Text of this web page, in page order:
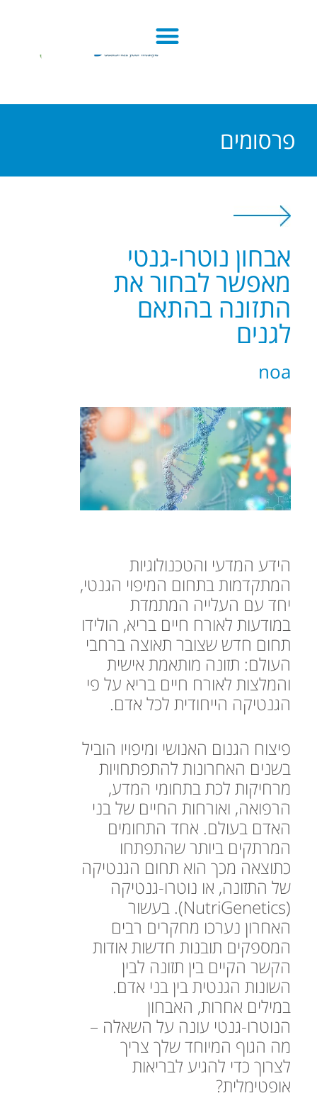
פרסומים
אבחון נוטרו-גנטי
מאפשר לבחור את
התזונה בהתאם
לגנים
noa
הידע המדעי והטכנולוגיות
המתקדמות בתחום המיפוי הגנטי,
יחד עם העלייה המתמדת
במודעות לאורח חיים בריא, הולידו
תחום חדש שצובר תאוצה ברחבי
העולם: תזונה מותאמת אישית
והמלצות לאורח חיים בריא על פי
הגנטיקה הייחודית לכל אדם.
פיצוח הגנום האנושי ומיפויו הוביל
בשנים האחרונות להתפתחויות
מרחיקות לכת בתחומי המדע,
הרפואה, ואורחות החיים של בני
האדם בעולם. אחד התחומים
המרתקים ביותר שהתפתחו
כתוצאה מכך הוא תחום הגנטיקה
של התזונה, או נוטרו-גנטיקה
(NutriGenetics). בעשור
האחרון נערכו מחקרים רבים
המספקים תובנות חדשות אודות
הקשר הקיים בין תזונה לבין
השונות הגנטית בין בני אדם.
במילים אחרות, האבחון
הנוטרו-גנטי עונה על השאלה –
מה הגוף המיוחד שלך צריך
לצרוך כדי להגיע לבריאות
אופטימלית?